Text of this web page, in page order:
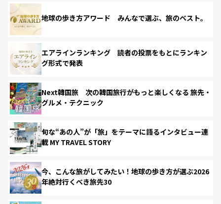
地球の歩き方アワード みんなで選ぶ、旅のベスト。
エアラインランキング 読者の投票をもとにランキン
グ形式で発表
Next韓国旅 次の韓国旅行がもっと楽しくなる 旅先・
グルメ・テクニック
旬な“あの人”が「旅」をテーマに語るインタビュー連
載 MY TRAVEL STORY
今、こんな旅がしてみたい！地球の歩き方が選ぶ2026
年絶対行くべき旅先30